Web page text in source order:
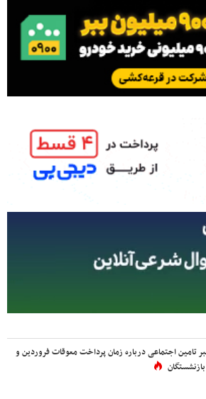
تامین اجتماعی درباره زمان پرداخت معوقات فروردین و